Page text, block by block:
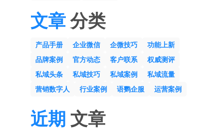
文章分类
产品手册 企业微信 企微技巧
功能上新
品牌案例
官方动态 客户联系
权威测评
私域头条
私域技巧 私域案例
私域流量
营销数字人
行业案例 语鹦企服 运营案例
近期 文章